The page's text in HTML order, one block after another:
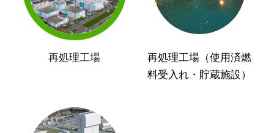
再処理工場
再処理工場（使用済燃
料受入れ・貯蔵施設）